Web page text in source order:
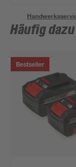
Häufig
Bestseller